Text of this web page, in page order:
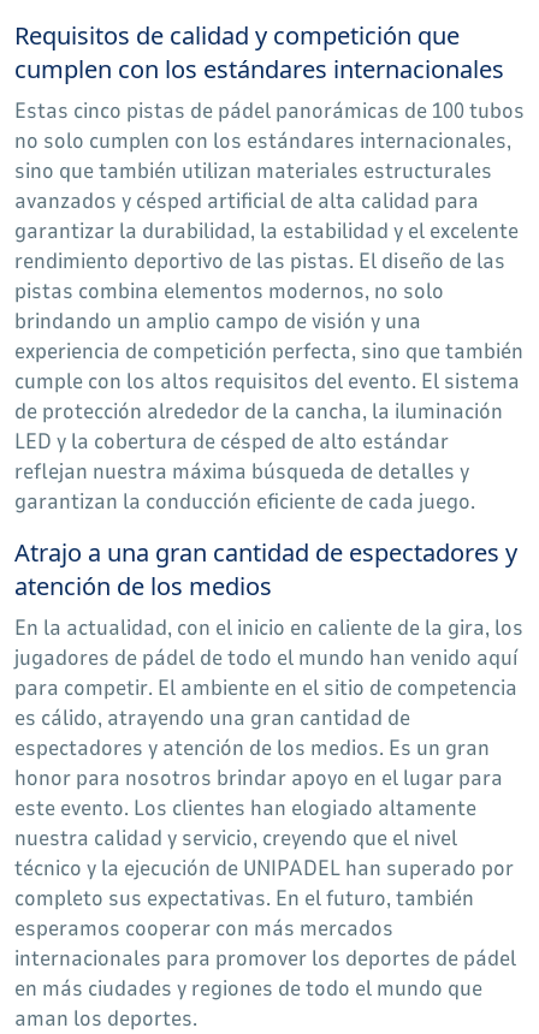
Requisitos de calidad y competición que
cumplen con los estándares internacionales
Estas cinco pistas de pádel panorámicas de 100 tubos
no solo cumplen con los estándares internacionales,
sino que también utilizan materiales estructurales
avanzados y césped artificial de alta calidad para
garantizar la durabilidad, la estabilidad y el excelente
rendimiento deportivo de las pistas. El diseño de las
pistas combina elementos modernos, no solo
brindando un amplio campo de visión y una
experiencia de competición perfecta, sino que también
cumple con los altos requisitos del evento. El sistema
de protección alrededor de la cancha, la iluminación
LED y la cobertura de césped de alto estándar
reflejan nuestra máxima búsqueda de detalles y
garantizan la conducción eficiente de cada juego.
Atrajo a una gran cantidad de espectadores y
atención de los medios
En la actualidad, con el inicio en caliente de la gira, los
jugadores de pádel de todo el mundo han venido aquí
para competir. El ambiente en el sitio de competencia
es cálido, atrayendo una gran cantidad de
espectadores y atención de los medios. Es un gran
honor para nosotros brindar apoyo en el lugar para
este evento. Los clientes han elogiado altamente
nuestra calidad y servicio, creyendo que el nivel
técnico y la ejecución de UNIPADEL han superado por
completo sus expectativas. En el futuro, también
esperamos cooperar con más mercados
internacionales para promover los deportes de pádel
en más ciudades y regiones de todo el mundo que
aman los deportes.